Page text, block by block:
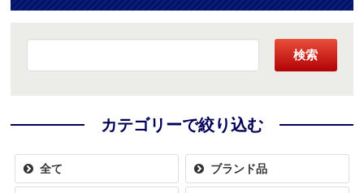
検索
カテゴリーで絞り込む
全て ブランド品